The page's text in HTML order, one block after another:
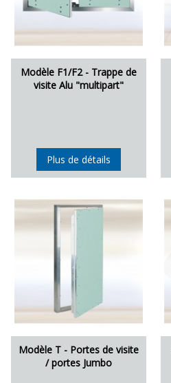
Modèle F1/F2 - Trappe de
visite Alu "multipart"
Plus de détails
Modèle T - Portes de visite
/ portes Jumbo